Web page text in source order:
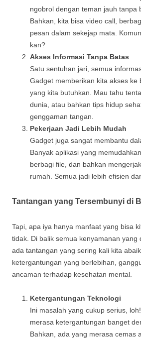
ngobrol dengan teman jauh tanpa
Bahkan, kita bisa video call,
pesan dalam sekejap mata.
kan?
Akses Informasi Tanpa Batas
Satu sentuhan jari, semua
Gadget memberikan kita akses ke
yang kita butuhkan. Mau tahu
dunia, atau bahkan tips hidup
genggaman tangan.
Pekerjaan Jadi Lebih Mudah
Gadget juga sangat membantu
Banyak aplikasi yang
berbagi file, dan bahkan
rumah. Semua jadi lebih efisien
Tantangan yang Tersembunyi di
Tapi, apa iya hanya manfaat yang bisa
tidak. Di balik semua kenyamanan yang
ada tantangan yang sering kali kita
ketergantungan yang berlebihan,
ancaman terhadap kesehatan mental.
Ketergantungan Teknologi
Ini masalah yang cukup serius,
merasa ketergantungan banget
Bahkan, ada yang merasa cemas